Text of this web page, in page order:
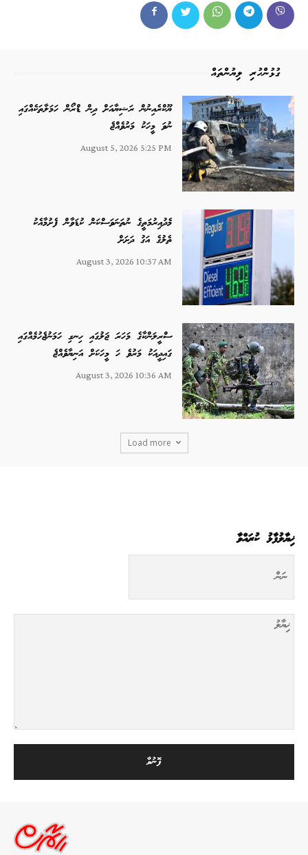
ގުޅުންހުރި ލިޔުންތައް
ޔޫކްރެއިނުން ރަޝިޔާއަށް ދިން ޑްރޯން ހަމަލާތަކެއްގައި
ނުވަ މީހަކު މަރުވެއްޖެ
August 5, 2026 5:25 PM
މެދުއިރުމަތީގެ ނުތަނަވަސްކަން ކުޑަވާން ފެށުމާއެކު
ތެލުގެ އަގު ދަށަށް
August 3, 2026 10:37 AM
ސްރީލަންކާގެ މަހަރަ ޖަލުގައި ހިނގި ހަމަނުޖެހުމެއްގައި
ގައިދީއަކު މަރުވެ ހަ މީހަކަށް އަނިޔާވެއްޖެ
August 3, 2026 10:36 AM
Load more
ޚިޔާލުފާޅު ކުރައްވާ